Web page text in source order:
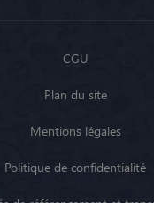
CGU
Plan du site
Mentions légales
Politique de confidentialité